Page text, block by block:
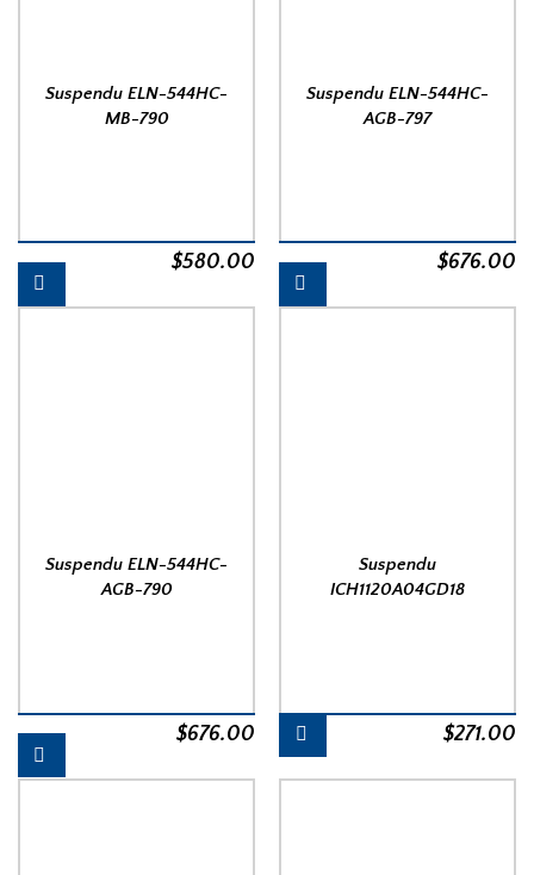
Suspendu ELN-544HC-
MB-790
$580.00
Suspendu ELN-544HC-
AGB-797
$676.00
Suspendu ELN-544HC-
AGB-790
$676.00
Suspendu
ICH1120A04GD18
$271.00